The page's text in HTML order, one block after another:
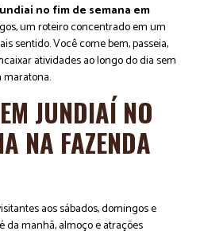
no fim de semana em
um roteiro concentrado em um
sentido. Você come bem, passeia,
atividades ao longo do dia sem
maratona.
JUNDIAÍ NO
NA FAZENDA
aos sábados, domingos e
da manhã, almoço e atrações